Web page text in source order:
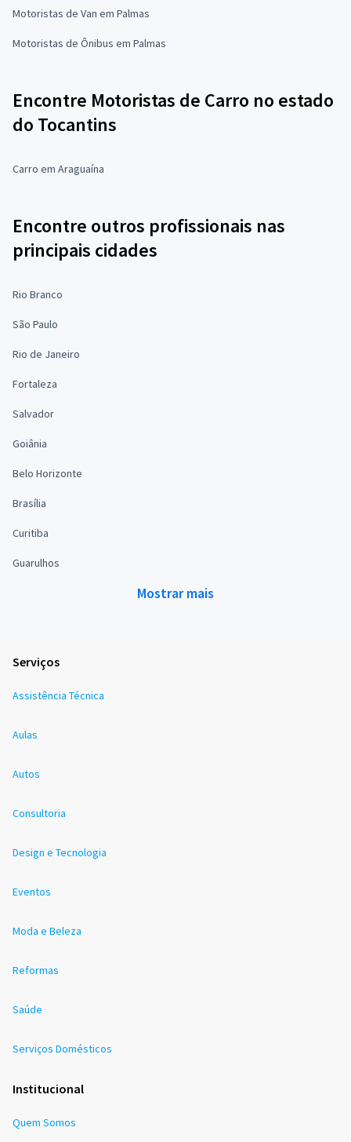
Motoristas de Van em Palmas
Motoristas de Ônibus em Palmas
Encontre Motoristas de Carro no estado
do Tocantins
Carro em Araguaína
Encontre outros profissionais nas
principais cidades
Rio Branco
São Paulo
Rio de Janeiro
Fortaleza
Salvador
Goiânia
Belo Horizonte
Brasília
Curitiba
Guarulhos
Mostrar mais
Serviços
Assistência Técnica
Aulas
Autos
Consultoria
Design e Tecnologia
Eventos
Moda e Beleza
Reformas
Saúde
Serviços Domésticos
Institucional
Quem Somos